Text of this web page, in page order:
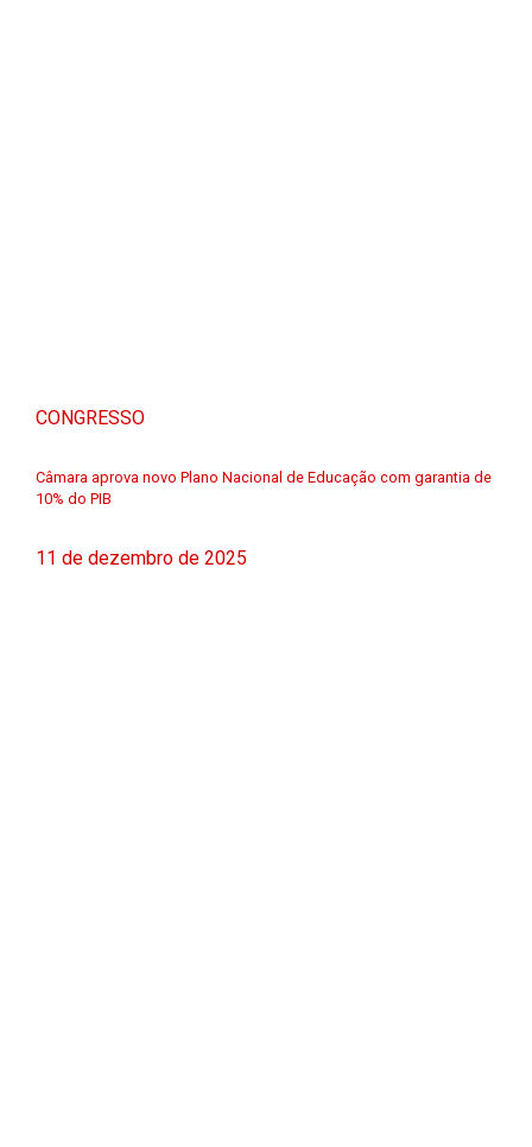
CONGRESSO
Câmara aprova novo Plano Nacional de Educação com garantia de
10% do PIB
11 de dezembro de 2025